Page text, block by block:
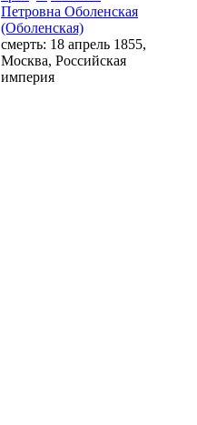
Петровна Оболенская
(Оболенская)
смерть: 18 апрель 1855,
Москва, Российская
империя